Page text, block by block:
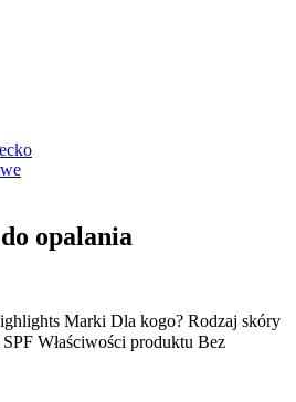
opalania
Marki Dla kogo? Rodzaj skóry
Właściwości produktu Bez